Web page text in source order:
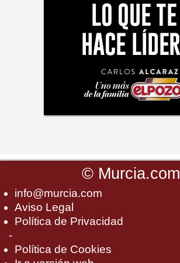
© Murcia.com
info@murcia.com
Aviso Legal
Política de Privacidad
-
Política de Cookies